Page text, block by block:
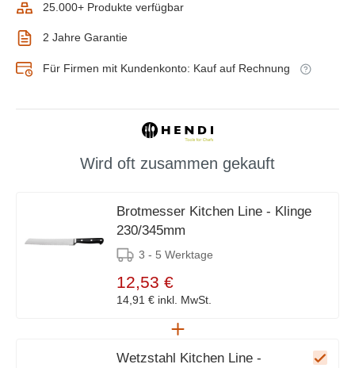
25.000+ Produkte verfügbar
2 Jahre Garantie
Für Firmen mit Kundenkonto: Kauf auf Rechnung
Wird oft zusammen gekauft
Brotmesser Kitchen Line - Klinge
230/345mm
3 - 5 Werktage
12,53 €
14,91 € inkl. MwSt.
Wetzstahl Kitchen Line -